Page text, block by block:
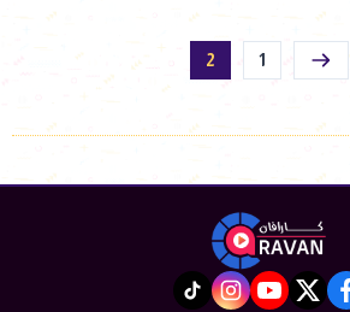
1
2
facebook
twitter
youtube
instagram
tiktok